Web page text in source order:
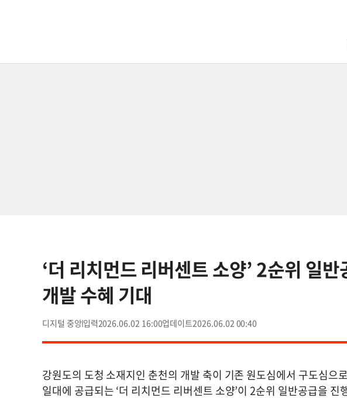
‘더 리치먼드 리버센트 소양’ 2순위 일
개발 수혜 기대
디지털 중앙 2026.06.02 16:00 2026.06.02 00:40
강원도의 도청 소재지인 춘천의 개발 축이 기존 원도심에서 구도심으
일대에 공급되는 ‘더 리치먼드 리버센트 소양’이 2순위 일반공급을 진